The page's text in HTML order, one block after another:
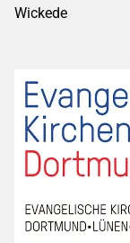
Wickede